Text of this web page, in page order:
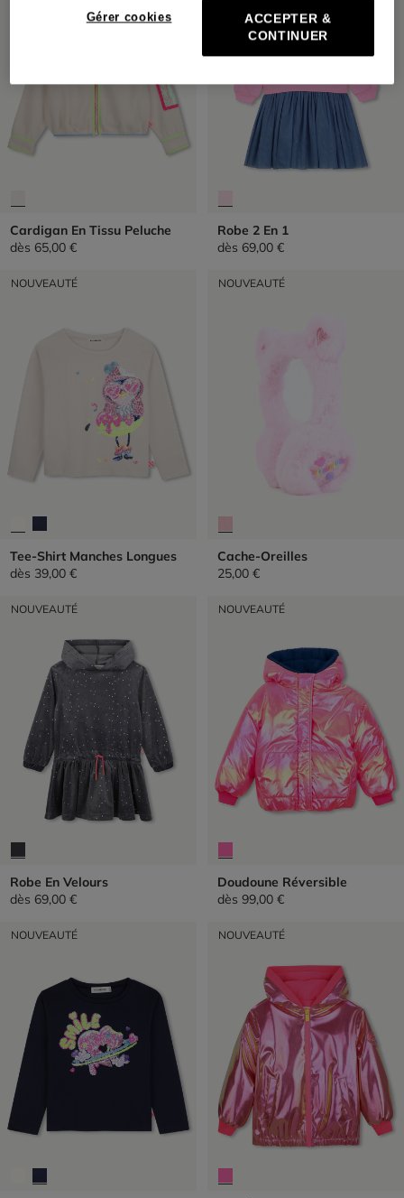
Cardigan En Tissu Peluche
dès 65,00 €
Robe 2 En 1
dès 69,00 €
NOUVEAUTÉ
Tee-Shirt Manches Longues
dès 39,00 €
NOUVEAUTÉ
Cache-Oreilles
25,00 €
NOUVEAUTÉ
Robe En Velours
dès 69,00 €
NOUVEAUTÉ
Doudoune Réversible
dès 99,00 €
NOUVEAUTÉ NOUVEAUTÉ
Gérer cookies
ACCEPTER &
CONTINUER